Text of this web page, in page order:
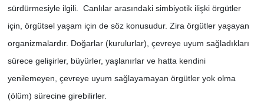
sürdürmesiyle ilgili. Canlılar arasındaki simbiyotik ilişki örgütler
için, örgütsel yaşam için de söz konusudur. Zira örgütler yaşayan
organizmalardır. Doğarlar (kurulurlar), çevreye uyum sağladıkları
sürece gelişirler, büyürler, yaşlanırlar ve hatta kendini
yenilemeyen, çevreye uyum sağlayamayan örgütler yok olma
(ölüm) sürecine girebilirler.